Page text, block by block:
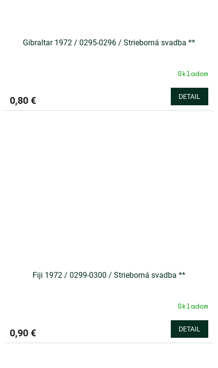
Gibraltar 1972 / 0295-0296 / Strieborná svadba **
Skladom
0,80 € DETAIL
Fiji 1972 / 0299-0300 / Strieborná svadba **
Skladom
0,90 € DETAIL